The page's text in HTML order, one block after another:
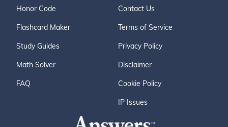
Honor Code
Flashcard Maker
Study Guides
Math Solver
FAQ
Contact Us
Terms of Service
Privacy Policy
Disclaimer
Cookie Policy
IP Issues